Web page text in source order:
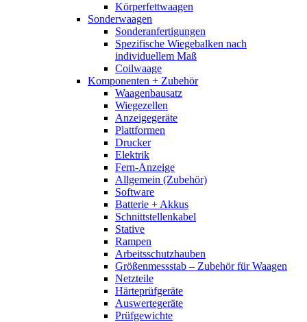
Körperfettwaagen
Sonderwaagen
Sonderanfertigungen
Spezifische Wiegebalken nach
individuellem Maß
Coilwaage
Komponenten + Zubehör
Waagenbausatz
Wiegezellen
Anzeigegeräte
Plattformen
Drucker
Elektrik
Fern-Anzeige
Allgemein (Zubehör)
Software
Batterie + Akkus
Schnittstellenkabel
Stative
Rampen
Arbeitsschutzhauben
Größenmessstab – Zubehör für Waagen
Netzteile
Härteprüfgeräte
Auswertegeräte
Prüfgewichte